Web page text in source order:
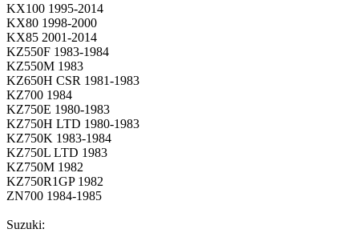
KX100 1995-2014
KX80 1998-2000
KX85 2001-2014
KZ550F 1983-1984
KZ550M 1983
KZ650H CSR 1981-1983
KZ700 1984
KZ750E 1980-1983
KZ750H LTD 1980-1983
KZ750K 1983-1984
KZ750L LTD 1983
KZ750M 1982
KZ750R1GP 1982
ZN700 1984-1985
Suzuki: